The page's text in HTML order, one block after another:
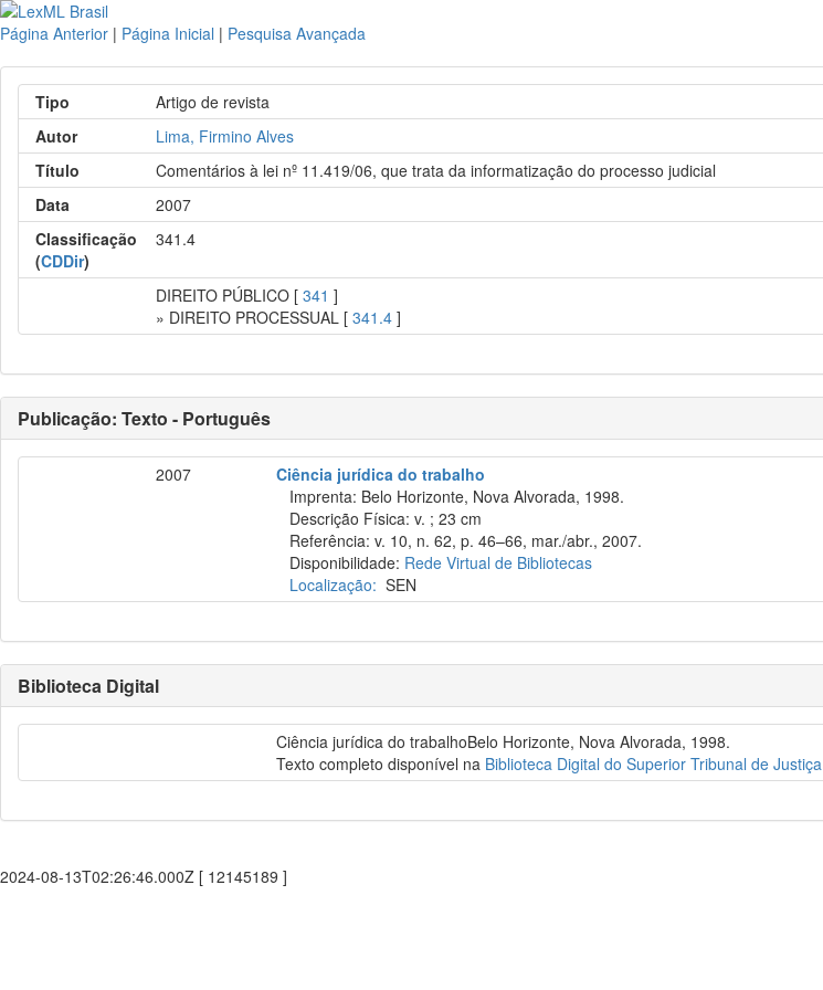
Página Anterior | Página Inicial | Pesquisa Avançada
Tipo
Artigo de revista
Autor
Lima, Firmino Alves
Título
Comentários à lei nº 11.419/06, que trata da informatização do processo judicial
Data
2007
Classificação
(CDDir)
341.4
DIREITO PÚBLICO [341 ]
» DIREITO PROCESSUAL [341.4 ]
Publicação: Texto - Português
2007
Ciência jurídica do trabalho
Imprenta: Belo Horizonte, Nova Alvorada, 1998.
Descrição Física: v. ; 23 cm
Referência: v. 10, n. 62, p. 46–66, mar./abr., 2007.
Disponibilidade: Rede Virtual de Bibliotecas
Localização: SEN
Biblioteca Digital
Ciência jurídica do trabalhoBelo Horizonte, Nova Alvorada, 1998.
Texto completo disponível na Biblioteca Digital do Superior Tribunal de Justiça
2024-08-13T02:26:46.000Z [ 12145189 ]